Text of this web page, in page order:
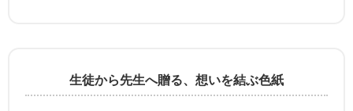
生徒から先生へ贈る、想いを結ぶ色紙